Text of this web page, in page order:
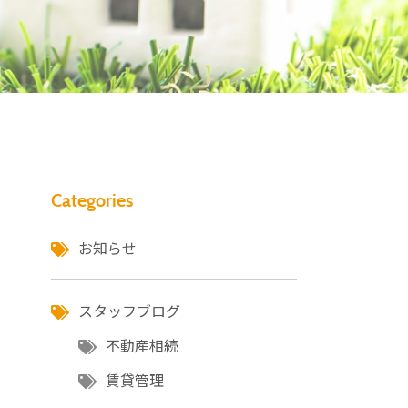
Categories
お知らせ
スタッフブログ
不動産相続
賃貸管理